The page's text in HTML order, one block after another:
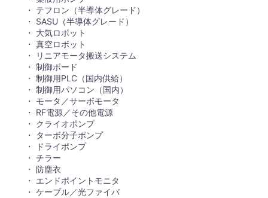
テフロン（半導体グレード）
SASU（半導体グレード）
大気ロボット
真空ロボット
リニアモータ搬送システム
制御ボード
制御用PLC（国内供給）
制御用パソコン（国内）
モータ／サーボモータ
RF電源／その他電源
クライオポンプ
ターボ分子ポンプ
ドライポンプ
チラー
防塵衣
エンドポイントモニタ
ケーブル／光ファイバ